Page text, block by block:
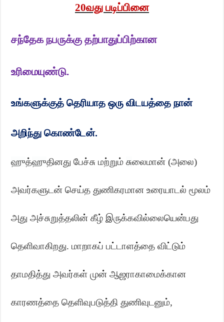
20வது படிப்பினை
சந்தேக நபருக்கு தற்பாதுப்பிற்கான
உரிமையுண்டு.
உங்களுக்குத் தெரியாத ஒரு விடயத்தை நான்
அறிந்து கொண்டேன்.
ஹுத்ஹுதினது பேச்சு மற்றும்சுலைமான் (அலை)
அவர்களுடன் செய்த துணிகரமான உரையாடல் மூலம்
அது அச்சுறுத்தலின் கீழ் இருக்கவில்லையென்பது
தெளிவாகிறது. மாறாகப் பட்டாளத்தை விட்டும்
தாமதித்து அவர்கள் முன் ஆஜராகாமைக்கான
காரணத்தை தெளிவுபடுத்தி துணிவுடனும்,